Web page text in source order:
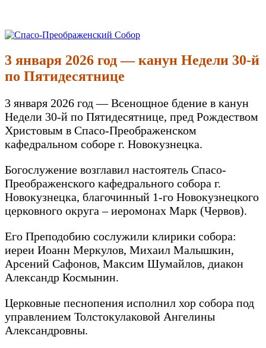
Перейти
содержимому
Спасо-Преображенский Собор
Спасо-Преображенский кафедральный Собор Новокузнецк
3 января 2026 год — канун Недели 30-й
по Пятидесятнице
3 января 2026 год — Всенощное бдение в канун
Недели 30-й по Пятидесятнице, пред Рождеством
Христовым в Спасо-Преображенском
кафедральном соборе г. Новокузнецка.
Богослужение возглавил настоятель Спасо-
Преображенского кафедрального собора г.
Новокузнецка, благочинный 1-го Новокузнецкого
церковного округа – иеромонах Марк (Червов).
Его Преподобию сослужили клирики собора:
иереи Иоанн Меркулов, Михаил Малышкин,
Арсений Сафонов, Максим Шумайлов, диакон
Александр Космынин.
Церковные песнопения исполнил хор собора под
управлением Толстокулаковой Ангелины
Александровны.